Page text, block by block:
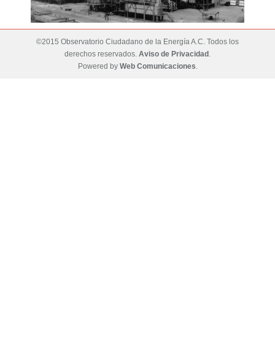
©2015 Observatorio Ciudadano de la Energía A.C. Todos los
derechos reservados. Aviso de Privacidad .
Powered by Web Comunicaciones.